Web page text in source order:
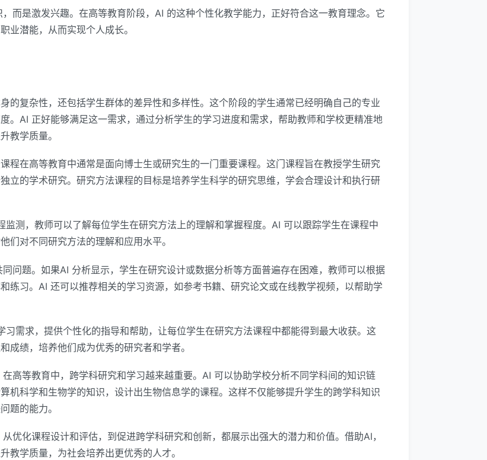
而是激发兴趣。在高等教育阶段，AI 的这种个性化教学能力，正好符合这一教育理念。它
业潜能，从而实现个人成长。
的复杂性，还包括学生群体的差异性和多样性。这个阶段的学生通常已经明确自己的专业
。AI 正好能够满足这一需求，通过分析学生的学习进度和需求，帮助教师和学校更精准地
教学质量。
程在高等教育中通常是面向博士生或研究生的一门重要课程。这门课程旨在教授学生研究
立的学术研究。研究方法课程的目标是培养学生科学的研究思维，学会合理设计和执行研
测，教师可以了解每位学生在研究方法上的理解和掌握程度。AI 可以跟踪学生在课程中
们对不同研究方法的理解和应用水平。
问题。如果AI 分析显示，学生在研究设计或数据分析等方面普遍存在困难，教师可以根据
练习。AI 还可以推荐相关的学习资源，如参考书籍、研究论文或在线教学视频，以帮助学
需求，提供个性化的指导和帮助，让每位学生在研究方法课程中都能得到最大收获。这
成绩，培养他们成为优秀的研究者和学者。
高等教育中，跨学科研究和学习越来越重要。AI 可以协助学校分析不同学科间的知识链
机科学和生物学的知识，设计出生物信息学的课程。这样不仅能够提升学生的跨学科知识
题的能力。
优化课程设计和评估，到促进跨学科研究和创新，都展示出强大的潜力和价值。借助AI，
教学质量，为社会培养出更优秀的人才。